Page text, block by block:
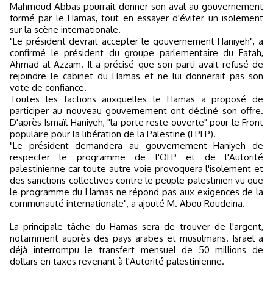
Mahmoud Abbas pourrait donner son aval au gouvernement
formé par le Hamas, tout en essayer d'éviter un isolement
sur la scène internationale.
"Le président devrait accepter le gouvernement Haniyeh", a
confirmé le président du groupe parlementaire du Fatah,
Ahmad al-Azzam. Il a précisé que son parti avait refusé de
rejoindre le cabinet du Hamas et ne lui donnerait pas son
vote de confiance.
Toutes les factions auxquelles le Hamas a proposé de
participer au nouveau gouvernement ont décliné son offre.
D'après Ismaïl Haniyeh, "la porte reste ouverte" pour le Front
populaire pour la libération de la Palestine (FPLP).
"Le président demandera au gouvernement Haniyeh de
respecter le programme de l'OLP et de l'Autorité
palestinienne car toute autre voie provoquera l'isolement et
des sanctions collectives contre le peuple palestinien vu que
le programme du Hamas ne répond pas aux exigences de la
communauté internationale", a ajouté M. Abou Roudeina.
La principale tâche du Hamas sera de trouver de l'argent,
notamment auprès des pays arabes et musulmans. Israël a
déjà interrompu le transfert mensuel de 50 millions de
dollars en taxes revenant à l'Autorité palestinienne.